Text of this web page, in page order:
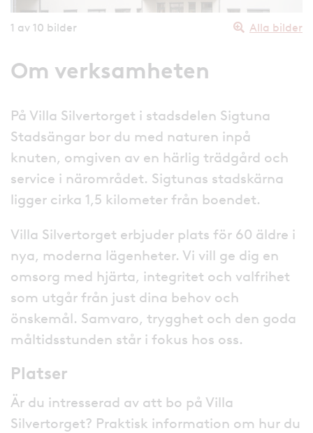
1 av 10 bilder Alla bilder
Om verksamheten
På Villa Silvertorget i stadsdelen Sigtuna
Stadsängar bor du med naturen inpå
knuten, omgiven av en härlig trädgård och
service i närområdet. Sigtunas stadskärna
ligger cirka 1,5 kilometer från boendet.
Villa Silvertorget erbjuder plats för 60 äldre i
nya, moderna lägenheter. Vi vill ge dig en
omsorg med hjärta, integritet och valfrihet
som utgår från just dina behov och
önskemål. Samvaro, trygghet och den goda
måltidsstunden står i fokus hos oss.
Platser
Är du intresserad av att bo på Villa
Silvertorget? Praktisk information om hur du